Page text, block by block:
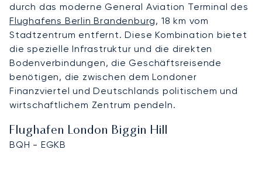
durch das moderne General Aviation Terminal des
Flughafens Berlin Brandenburg, 18 km vom
Stadtzentrum entfernt. Diese Kombination bietet
die spezielle Infrastruktur und die direkten
Bodenverbindungen, die Geschäftsreisende
benötigen, die zwischen dem Londoner
Finanzviertel und Deutschlands politischem und
wirtschaftlichem Zentrum pendeln.
Flughafen London Biggin Hill
BQH - EGKB